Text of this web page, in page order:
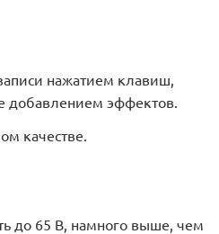
нажатием клавиш,
добавлением эффектов.
качестве.
до 65 В, намного выше, чем